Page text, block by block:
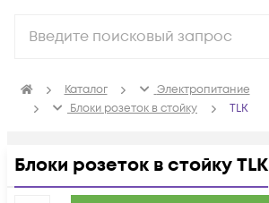
Каталог
Электропитание
Блоки розеток в стойку
TLK
Блоки розеток в стойку TLK